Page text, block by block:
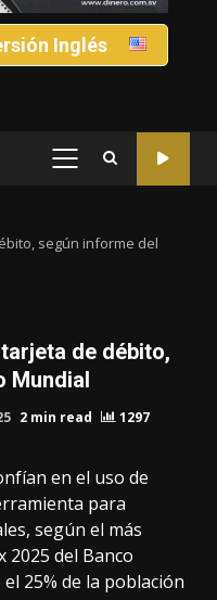
Inglés
PRIMARY
según informe del
de débito,
Mundial
2 min read 1297
en el uso de
para
según el más
2025 del Banco
25% de la población